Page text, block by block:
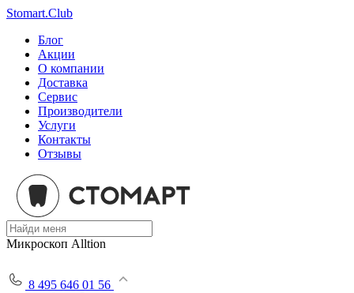
Stomart.Club
Блог
Акции
О компании
Доставка
Сервис
Производители
Услуги
Контакты
Отзывы
Микроскоп Alltion
8 495 646 01 56